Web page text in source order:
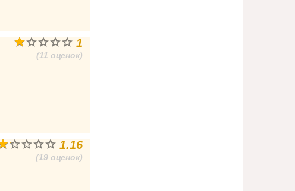
1
(11 оценок)
1.16
(19 оценок)